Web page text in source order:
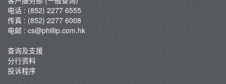
电话 : (852) 2277 6555
传真 : (852) 2277 6008
电邮 : cs@phillip.com.hk
查询及支援
分行资料
投诉程序